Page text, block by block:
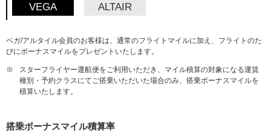
VEGA ALTAIR
ベガ/アルタイル会員のお客様は、通常のフライトマイルに加え、フライトのた
びにボーナスマイルをプレゼントいたします。
※
スターフライヤー運航便をご利用いただき、マイル積算の対象になる運賃
種別・予約クラスにてご搭乗いただいた場合のみ、搭乗ボーナスマイルを
積算いたします。
搭乗ボーナスマイル積算率